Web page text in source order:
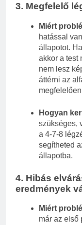
3. Megfelelő
Miért
hatással
állapotot.
akkor a test
nem lesz
áttérni az
Hogyan
szükséges,
a 4-7-8
segítheted
állapotba.
4. Hibás
eredmények
Miért
már az első